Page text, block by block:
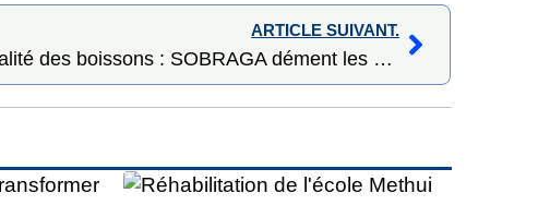
ARTICLE SUIVANT.
Qualité des boissons : SOBRAGA dément les accusations et invoque des exportations hors circuit officiel